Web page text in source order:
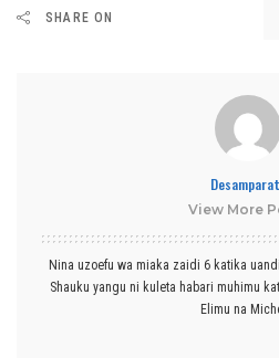
SHARE ON
View More
Nina uzoefu wa miaka zaidi 6 katika
Shauku yangu ni kuleta habari muhimu
Elimu na